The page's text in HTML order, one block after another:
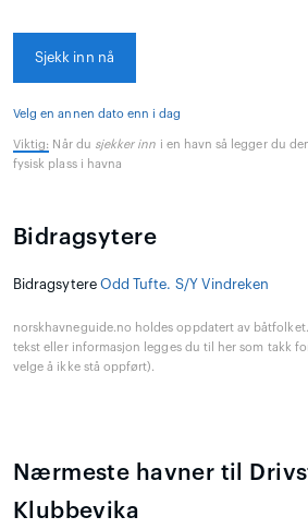
Sjekk inn nå
Velg en annen dato enn i dag
Viktig: Når du sjekker inn i en havn så legger du
fysisk plass i havna
Bidragsytere
Bidragsytere Odd Tufte. S/Y Vindreken
norskhavneguide.no holdes oppdatert av
tekst eller informasjon legges du til her som takk
velge å ikke stå oppført).
Nærmeste havner til
Klubbevika